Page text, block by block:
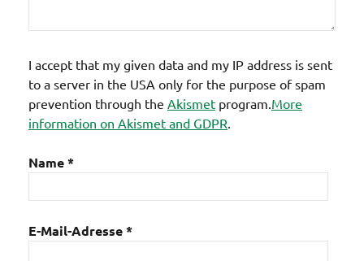
I accept that my given data and my IP address is sent
to a server in the USA only for the purpose of spam
prevention through the Akismet program. More
information on Akismet and GDPR
Name*
E-Mail-Adresse*